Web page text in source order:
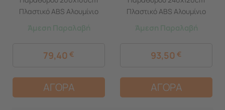
Πλαστικό ABS Αλουμίνιο
Πάχους 1mm
Ανθρακί-Διάφανο Ανθρακί
Άμεση Παραλαβή
79,40 €
ΑΓΟΡΑ
Πλαστικό ABS Αλουμίνιο
Πάχους 1mm
Ανθρακί-Διάφανο
Άμεση Παραλαβή
93,50 €
ΑΓΟΡΑ